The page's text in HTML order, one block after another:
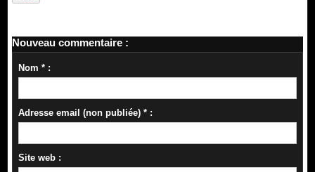
Nouveau commentaire :
Nom * :
Adresse email (non publiée) * :
Site web :